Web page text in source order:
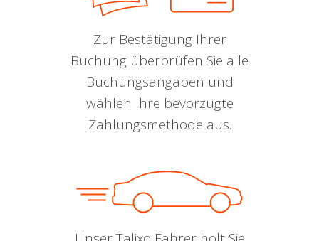
Zur Bestätigung Ihrer
Buchung überprüfen Sie alle
Buchungsangaben und
wählen Ihre bevorzugte
Zahlungsmethode aus.